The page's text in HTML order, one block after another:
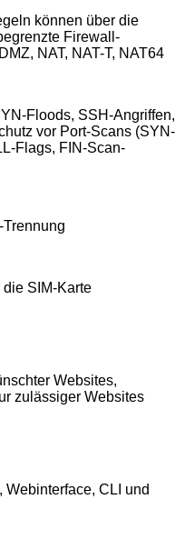
können über die
Firewall-
NAT, NAT-T, NAT64
Floods, SSH-Angriffen,
vor Port-Scans (SYN-
Flags, FIN-Scan-
SIM-Karte
Websites,
zulässiger Websites
CLI und